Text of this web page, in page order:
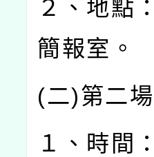
２、地點
簡報室。
(二)第二
１、時間：